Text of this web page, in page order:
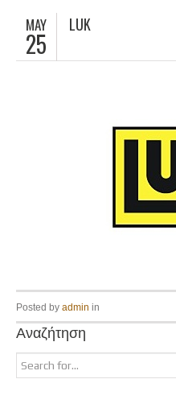
MAY
25
LUK
Posted by admin in
Αναζήτηση